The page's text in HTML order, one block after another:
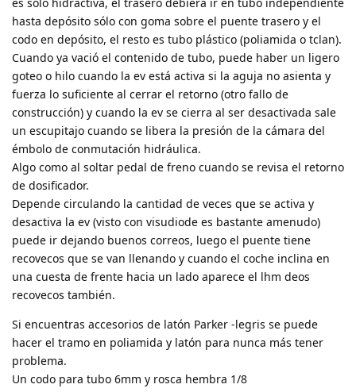
hasta depósito sólo con goma sobre el puente trasero y el
codo en depósito, el resto es tubo plástico (poliamida o tclan).
Cuando ya vació el contenido de tubo, puede haber un ligero
goteo o hilo cuando la ev está activa si la aguja no asienta y
fuerza lo suficiente al cerrar el retorno (otro fallo de
construcción) y cuando la ev se cierra al ser desactivada sale
un escupitajo cuando se libera la presión de la cámara del
émbolo de conmutación hidráulica.
Algo como al soltar pedal de freno cuando se revisa el retorno
de dosificador.
Depende circulando la cantidad de veces que se activa y
desactiva la ev (visto con visudiode es bastante amenudo)
puede ir dejando buenos correos, luego el puente tiene
recovecos que se van llenando y cuando el coche inclina en
una cuesta de frente hacia un lado aparece el lhm deos
recovecos también.
Si encuentras accesorios de latón Parker -legris se puede
hacer el tramo en poliamida y latón para nunca más tener
problema.
Un codo para tubo 6mm y rosca hembra 1/8